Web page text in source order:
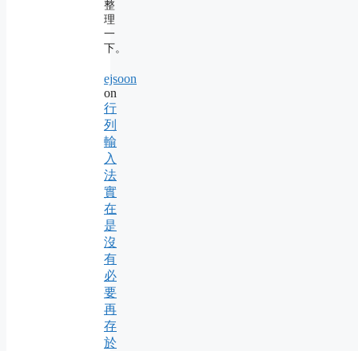
整
理
一
下。
ejsoon
on
行
列
輸
入
法
實
在
是
沒
有
必
要
再
存
於